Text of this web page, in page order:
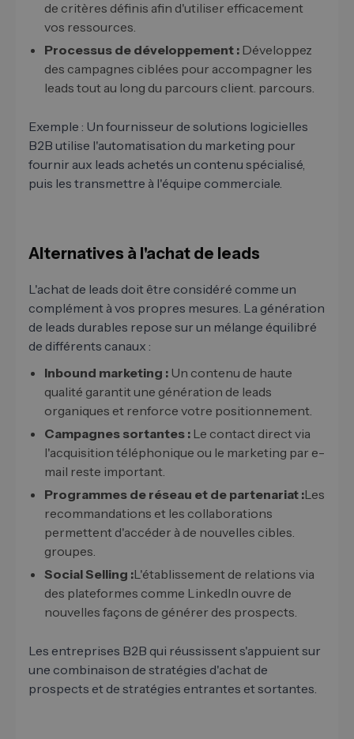
de critères définis afin d'utiliser efficacement
vos ressources.
Processus de développement : Développez
des campagnes ciblées pour accompagner les
leads tout au long du parcours client. parcours.
Exemple : Un fournisseur de solutions logicielles
B2B utilise l'automatisation du marketing pour
fournir aux leads achetés un contenu spécialisé,
puis les transmettre à l'équipe commerciale.
Alternatives à l'achat de leads
L'achat de leads doit être considéré comme un
complément à vos propres mesures. La génération
de leads durables repose sur un mélange équilibré
de différents canaux :
Inbound marketing : Un contenu de haute
qualité garantit une génération de leads
organiques et renforce votre positionnement.
Campagnes sortantes : Le contact direct via
l'acquisition téléphonique ou le marketing par e-
mail reste important.
Programmes de réseau et de partenariat :Les
recommandations et les collaborations
permettent d'accéder à de nouvelles cibles.
groupes.
Social Selling :L'établissement de relations via
des plateformes comme LinkedIn ouvre de
nouvelles façons de générer des prospects.
Les entreprises B2B qui réussissent s'appuient sur
une combinaison de stratégies d'achat de
prospects et de stratégies entrantes et sortantes.